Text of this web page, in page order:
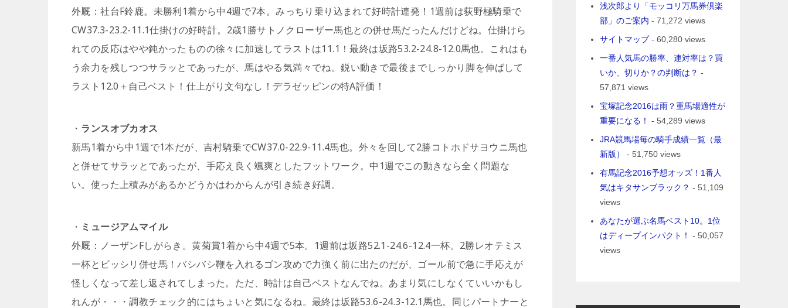
外厩：社台F鈴鹿。未勝利1着から中4週で7本。みっちり乗り込まれて好時計連発！1週前は荻野極騎乗で
CW37.3-23.2-11.1仕掛けの好時計。2歳1勝サトノクローザー馬也との併せ馬だったんだけどね。仕掛けら
れての反応はやや鈍かったものの徐々に加速してラストは11.1！最終は坂路53.2-24.8-12.0馬也。これはも
う余力を残しつつサラッとであったが、馬はやる気満々でね。鋭い動きで最後までしっかり脚を伸ばして
ラスト12.0＋自己ベスト！仕上がり文句なし！デラゼッピンの特A評価！
・ ランスオブカオス
新馬1着から中1週で1本だが、吉村騎乗でCW37.0-22.9-11.4馬也。外々を回して2勝コトホドサヨウニ馬也
と併せてサラッとであったが、手応え良く颯爽としたフットワーク。中1週でこの動きなら全く問題な
い。使った上積みがあるかどうかはわからんが引き続き好調。
・ ミュージアムマイル
外厩：ノーザンFしがらき。黄菊賞1着から中4週で5本。1週前は坂路52.1-24.6-12.4一杯。2勝レオテミス
一杯とビッシリ併せ馬！バシバシ鞭を入れるゴン攻めで力強く前に出たのだが、ゴール前で急に手応えが
怪しくなって差し返されてしまった。ただ、時計は自己ベストなんでね。あまり気にしなくていいかもし
れんが・・・調教チェック的にはちょいと気になるね。最終は坂路53.6-24.3-12.1馬也。同じパートナーと
浅次郎より「モッコリ万馬券倶楽
部」のご案内 - 71,272 views
サイトマップ- 60,280 views
一番人気馬の勝率、連対率は？買
いか、切りか？の判断は？ -
57,871 views
宝塚記念2016は雨？重馬場適性が
重要になる！
- 54,289 views
JRA競馬場毎の騎手成績一覧（最
新版）
- 51,750 views
有馬記念2016予想オッズ！1番人
気はキタサンブラック？ - 51,109
views
あなたが選ぶ名馬ベスト10。1位
はディープインパクト！
- 50,057
views